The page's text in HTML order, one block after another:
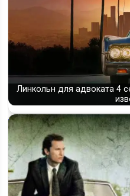
Линкольн для адвоката 4